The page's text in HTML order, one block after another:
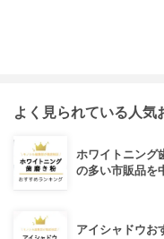
よく見られている人気
ホワイトニング
の多い市販品を
アイシャドウお